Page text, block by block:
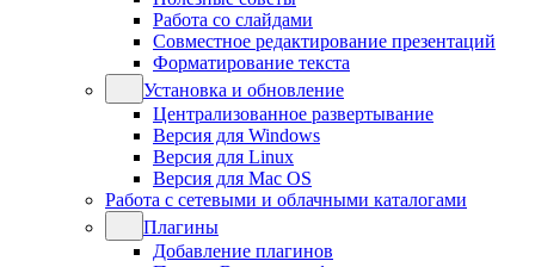
Работа со слайдами
Совместное редактирование презентаций
Форматирование текста
Установка и обновление
Централизованное развертывание
Версия для Windows
Версия для Linux
Версия для Mac OS
Работа с сетевыми и облачными каталогами
Плагины
Добавление плагинов